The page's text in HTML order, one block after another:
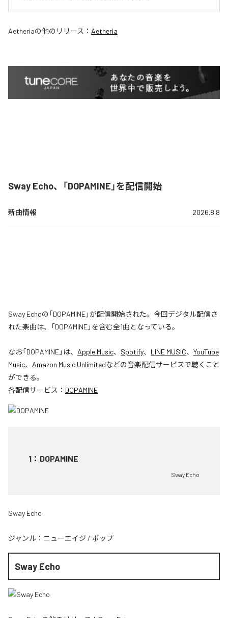
Aetheriaの他のリリース： Aetheria
Sway Echo、「DOPAMINE」を配信開始
新曲情報 2026.8.8
Sway Echoの「DOPAMINE」が配信開始された。今回デジタル配信さ
れた楽曲は、「DOPAMINE」を含む全1曲となっている。
なお「DOPAMINE」は、 Apple Music、 Spotify、 LINE MUSIC、 YouTube
Music、 Amazon Music Unlimitedなどの音楽配信サービスで聴くこと
ができる。
各配信サービス： DOPAMINE
1 ： DOPAMINE
Sway Echo
Sway Echo
ジャンル： ニューエイジ / ポップ
Sway Echo